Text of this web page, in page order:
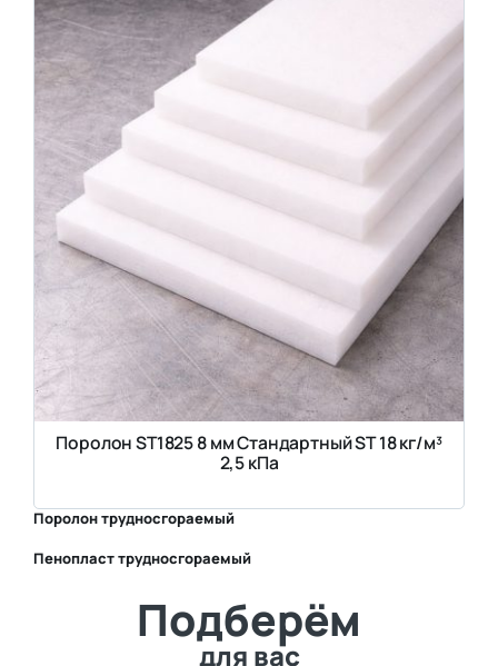
Поролон ST1825 8 мм Стандартный ST 18 кг/м³
2,5 кПа
Поролон трудносгораемый
Пенопласт трудносгораемый
Подберём
для вас